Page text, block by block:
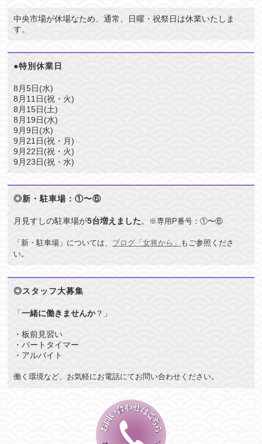
中央市場が休場なため、通常、日曜・祝祭日は休業いたしま
す。
●特別休業日
8月5日(水)
8月11日(祝・火)
8月15日(土)
8月19日(水)
9月9日(水)
9月21日(祝・月)
9月22日(祝・火)
9月23日(祝・水)
◎新・駐車場：①〜⑥
月見すしの駐車場が5台増えました。 ※専用P番号：①〜⑥
「新・駐車場」については、 ブログ「女将から」 もご参照くださ
い。
◎スタッフ大募集
「一緒に働きませんか？」
・板前見習い
・パートタイマー
・アルバイト
働く環境など、お気軽にお電話にてお問い合わせください。